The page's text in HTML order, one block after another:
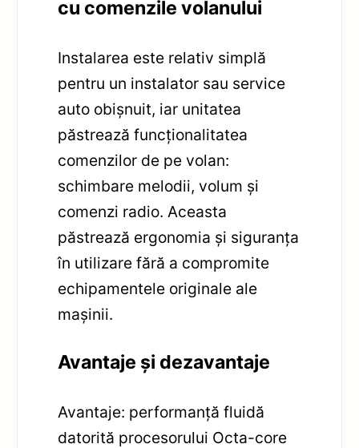
cu comenzile volanului
Instalarea este relativ simplă
pentru un instalator sau service
auto obișnuit, iar unitatea
păstrează funcționalitatea
comenzilor de pe volan:
schimbare melodii, volum și
comenzi radio. Aceasta
păstrează ergonomia și siguranța
în utilizare fără a compromite
echipamentele originale ale
mașinii.
Avantaje și dezavantaje
Avantaje: performanță fluidă
datorită procesorului Octa-core